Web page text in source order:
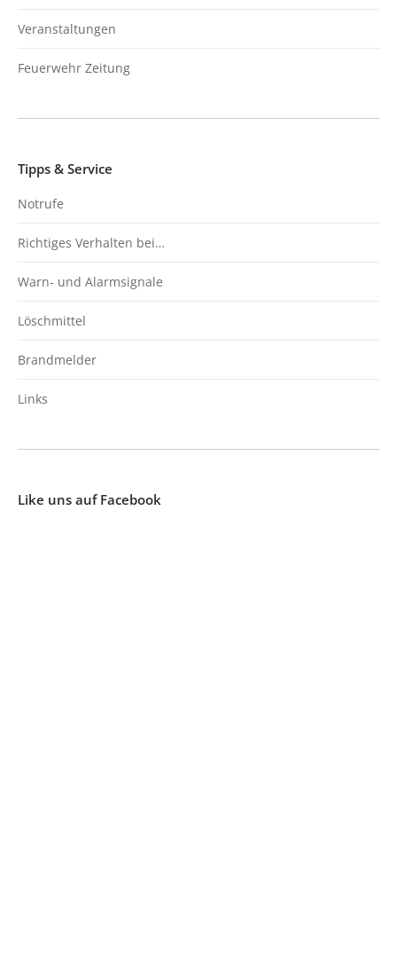
Veranstaltungen
Feuerwehr Zeitung
Tipps & Service
Notrufe
Richtiges Verhalten bei…
Warn- und Alarmsignale
Löschmittel
Brandmelder
Links
Like uns auf Facebook